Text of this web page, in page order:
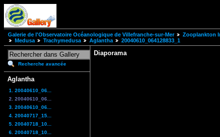
Galerie de l'Observatoire Océanologique de Villefranche-sur-Mer
Zooplankton
Medusa
Trachymedusa Aglantha 20040610_064128833_1
Recherche avancée
Aglantha
1. 20040610_06...
2. 20040610_06...
3. 20040610_06...
4. 20040717_15...
5. 20040718_10...
6. 20040718_10...
Diaporama